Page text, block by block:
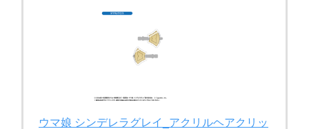
ウマ娘 シンデレラグレイ_アクリルヘアクリッ